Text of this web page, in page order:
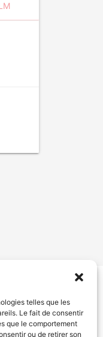
telles que les
Le fait de consentir
que le comportement
ou de retirer son